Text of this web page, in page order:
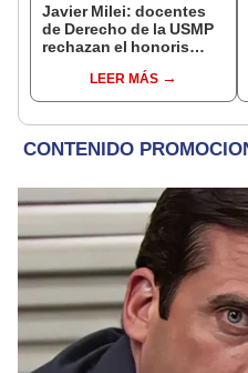
Javier Milei: docentes
de Derecho de la USMP
rechazan el honoris
presidente de Argentina
LEER MÁS